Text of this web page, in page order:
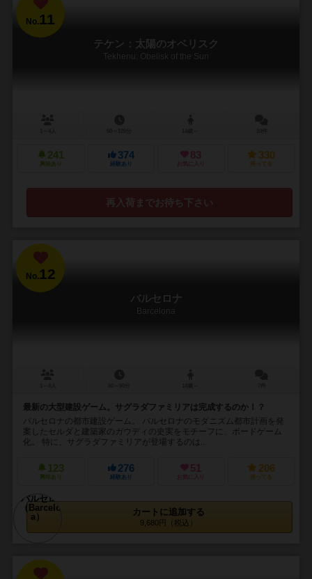
No.11
テケン：太陽のオベリスク
Tekhenu: Obelisk of the Sun
241
興味あり
374
経験あり
83
お気に入り
330
持ってる
再入荷までお待ち下さい
No.12
バルセロナ
Barcelona
最新の大型建設ゲーム。サグラダファミリアは完成するのか！？
バルセロナの都市建設ゲーム。 バルセロナのモダニズム都市計画を発
案したセルダと建築家のガウディの史実をモチーフに、ボードゲーム
化。 特に、サグラダファミリアが登場するのは...
123
興味あり
276
経験あり
51
お気に入り
206
持ってる
カートに追加する
9,680円（税込）